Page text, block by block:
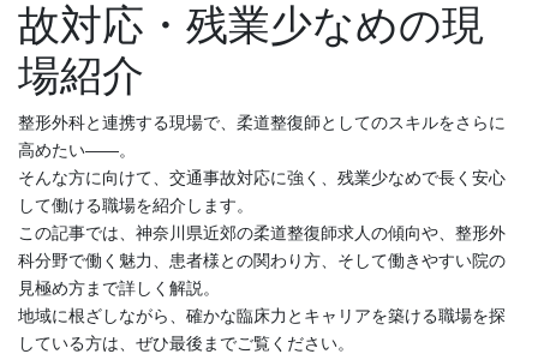
故対応・残業少なめの現
場紹介
整形外科と連携する現場で、柔道整復師としてのスキルをさらに
高めたい――。
そんな方に向けて、交通事故対応に強く、残業少なめで長く安心
して働ける職場を紹介します。
この記事では、神奈川県近郊の柔道整復師求人の傾向や、整形外
科分野で働く魅力、患者様との関わり方、そして働きやすい院の
見極め方まで詳しく解説。
地域に根ざしながら、確かな臨床力とキャリアを築ける職場を探
している方は、ぜひ最後までご覧ください。